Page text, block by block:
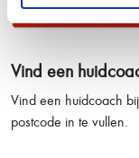
Vind een
Vind een huidcoach
postcode in te vullen.